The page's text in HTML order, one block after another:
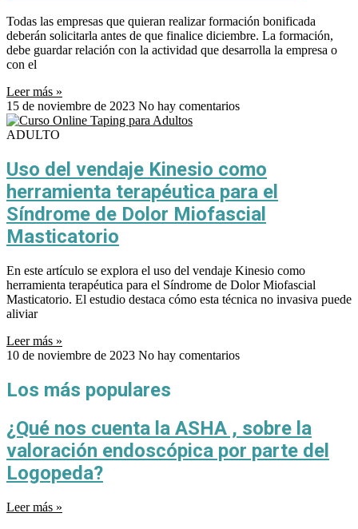
Todas las empresas que quieran realizar formación bonificada
deberán solicitarla antes de que finalice diciembre. La formación,
debe guardar relación con la actividad que desarrolla la empresa o
con el
Leer más »
15 de noviembre de 2023 No hay comentarios
ADULTO
Uso del vendaje Kinesio como
herramienta terapéutica para el
Síndrome de Dolor Miofascial
Masticatorio
En este artículo se explora el uso del vendaje Kinesio como
herramienta terapéutica para el Síndrome de Dolor Miofascial
Masticatorio. El estudio destaca cómo esta técnica no invasiva puede
aliviar
Leer más »
10 de noviembre de 2023 No hay comentarios
Los más populares
¿Qué nos cuenta la ASHA , sobre la
valoración endoscópica por parte del
Logopeda?
Leer más »